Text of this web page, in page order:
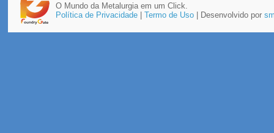
O Mundo da Metalurgia em um Click.
Política de Privacidade| Termo de Uso| Desenvolvido por